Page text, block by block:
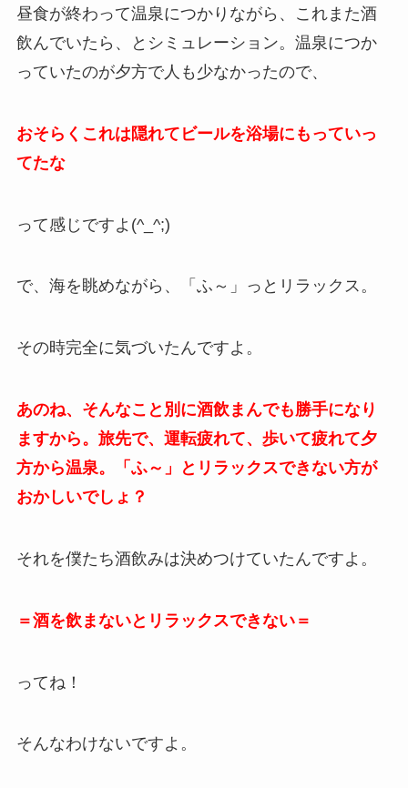
昼食が終わって温泉につかりながら、これまた酒
飲んでいたら、とシミュレーション。温泉につか
っていたのが夕方で人も少なかったので、
おそらくこれは隠れてビールを浴場にもっていっ
てたな
って感じですよ(^_^;)
で、海を眺めながら、「ふ～」っとリラックス。
その時完全に気づいたんですよ。
あのね、そんなこと別に酒飲まんでも勝手になり
ますから。旅先で、運転疲れて、歩いて疲れて夕
方から温泉。「ふ～」とリラックスできない方が
おかしいでしょ？
それを僕たち酒飲みは決めつけていたんですよ。
＝酒を飲まないとリラックスできない＝
ってね！
そんなわけないですよ。